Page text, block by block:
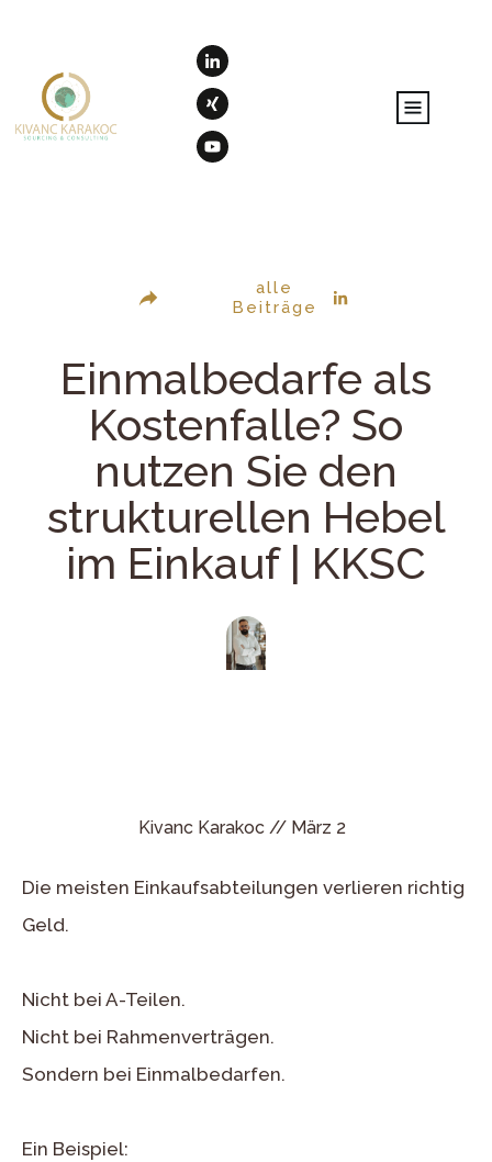
alle
Beiträge
Einmalbedarfe als
Kostenfalle? So
nutzen Sie den
strukturellen Hebel
im Einkauf | KKSC
Kivanc Karakoc // März 2
Die meisten Einkaufsabteilungen verlieren richtig
Geld.
Nicht bei A-Teilen.
Nicht bei Rahmenverträgen.
Sondern bei Einmalbedarfen.
Ein Beispiel: